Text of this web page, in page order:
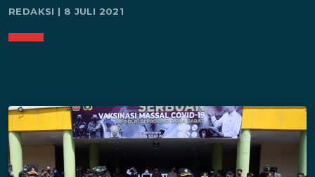
REDAKSI | 8 JULI 2021